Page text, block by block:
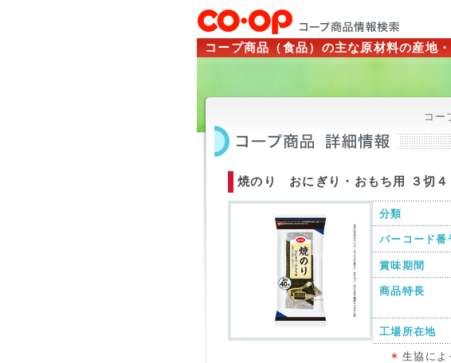
コープ商品（食品）の主な原材料の産地
コー
焼のり おにぎり・おもち用 ３切４
分類
バーコード番
賞味期間
商品特長
工場所在地
生協によ